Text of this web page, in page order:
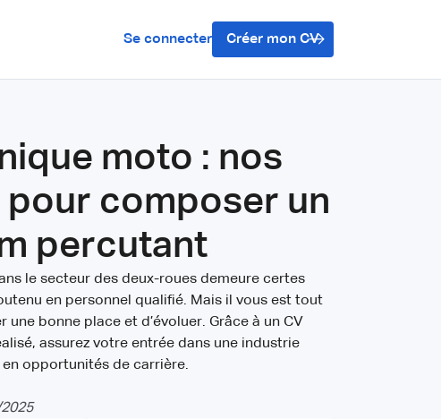
Se connecter Créer mon CV
moto : nos
composer un
percutant
le secteur des deux-roues demeure certes
en personnel qualifié. Mais il vous est tout
une bonne place et d’évoluer. Grâce à un CV
assurez votre entrée dans une industrie
opportunités de carrière.